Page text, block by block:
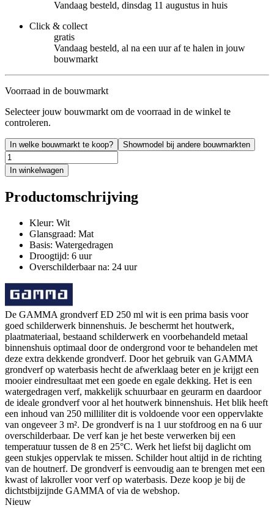
Vandaag besteld, dinsdag 11 augustus in huis
Click & collect
gratis
Vandaag besteld, al na een uur af te halen in jouw
bouwmarkt
Voorraad in de bouwmarkt
Selecteer jouw bouwmarkt om de voorraad in de winkel te
controleren.
In welke bouwmarkt te koop? Showmodel bij andere bouwmarkten
In winkelwagen
Productomschrijving
Kleur: Wit
Glansgraad: Mat
Basis: Watergedragen
Droogtijd: 6 uur
Overschilderbaar na: 24 uur
De GAMMA grondverf ED 250 ml wit is een prima basis voor
goed schilderwerk binnenshuis. Je beschermt het houtwerk,
plaatmateriaal, bestaand schilderwerk en voorbehandeld metaal
binnenshuis optimaal door de ondergrond voor te behandelen met
deze extra dekkende grondverf. Door het gebruik van GAMMA
grondverf op waterbasis hecht de afwerklaag beter en je krijgt een
mooier eindresultaat met een goede en egale dekking. Het is een
watergedragen verf, makkelijk schuurbaar en geurarm en daardoor
de ideale grondverf voor al het houtwerk binnenshuis. Het blik heeft
een inhoud van 250 milliliter dit is voldoende voor een oppervlakte
van ongeveer 3 m². De grondverf is na 1 uur stofdroog en na 6 uur
overschilderbaar. De verf kan je het beste verwerken bij een
temperatuur tussen de 8 en 25°C. Werk het liefst bij daglicht om
geen stukjes oppervlak te missen. Schilder hout altijd in de richting
van de houtnerf. De grondverf is eenvoudig aan te brengen met een
kwast of lakroller voor verf op waterbasis. Deze koop je bij de
dichtstbijzijnde GAMMA of via de webshop.
Nieuw